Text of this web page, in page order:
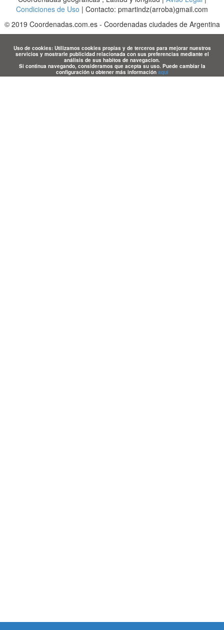
Condiciones de Uso | Contacto: pmartindz(arroba)gmail.com
© 2019 Coordenadas.com.es- Coordenadas ciudades de Argentina
Uso de cookies: Utilizamos cookies propias y de terceros para mejorar nuestros
servicios y mostrarle publicidad relacionada con sus preferencias mediante el
análisis de sus habitos de navegacion.
Si continua navegando, consideramos que acepta su uso. Puede cambiar la
configuración u obtener más información aqui